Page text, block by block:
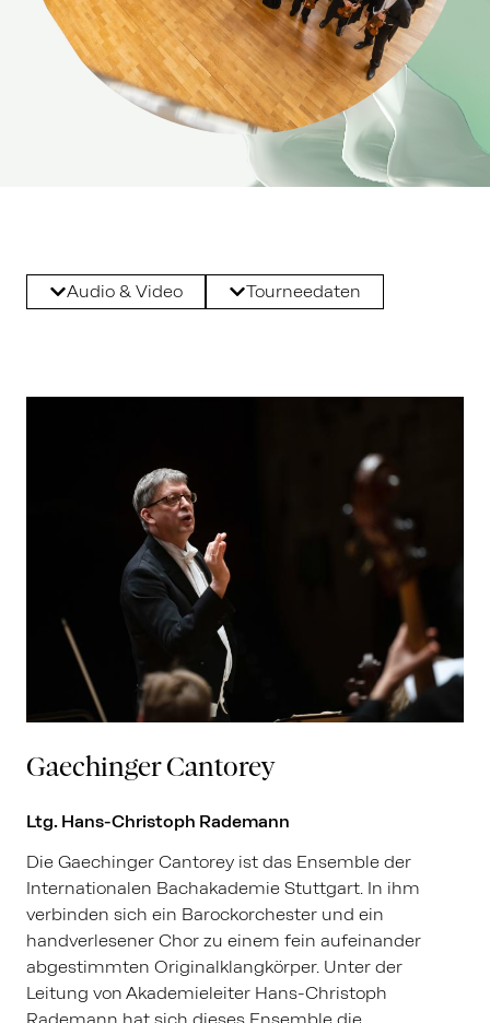
Audio & Video Tourneedaten
Gaechinger Cantorey
Ltg. Hans-Christoph Rademann
Die Gaechinger Cantorey ist das Ensemble der
Internationalen Bachakademie Stuttgart. In ihm
verbinden sich ein Barockorchester und ein
handverlesener Chor zu einem fein aufeinander
abgestimmten Originalklangkörper. Unter der
Leitung von Akademieleiter Hans-Christoph
Rademann hat sich dieses Ensemble die